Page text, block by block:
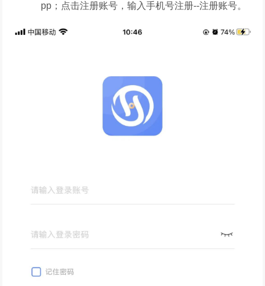
pp；点击注册账号，输入手机号注册--注册账号。